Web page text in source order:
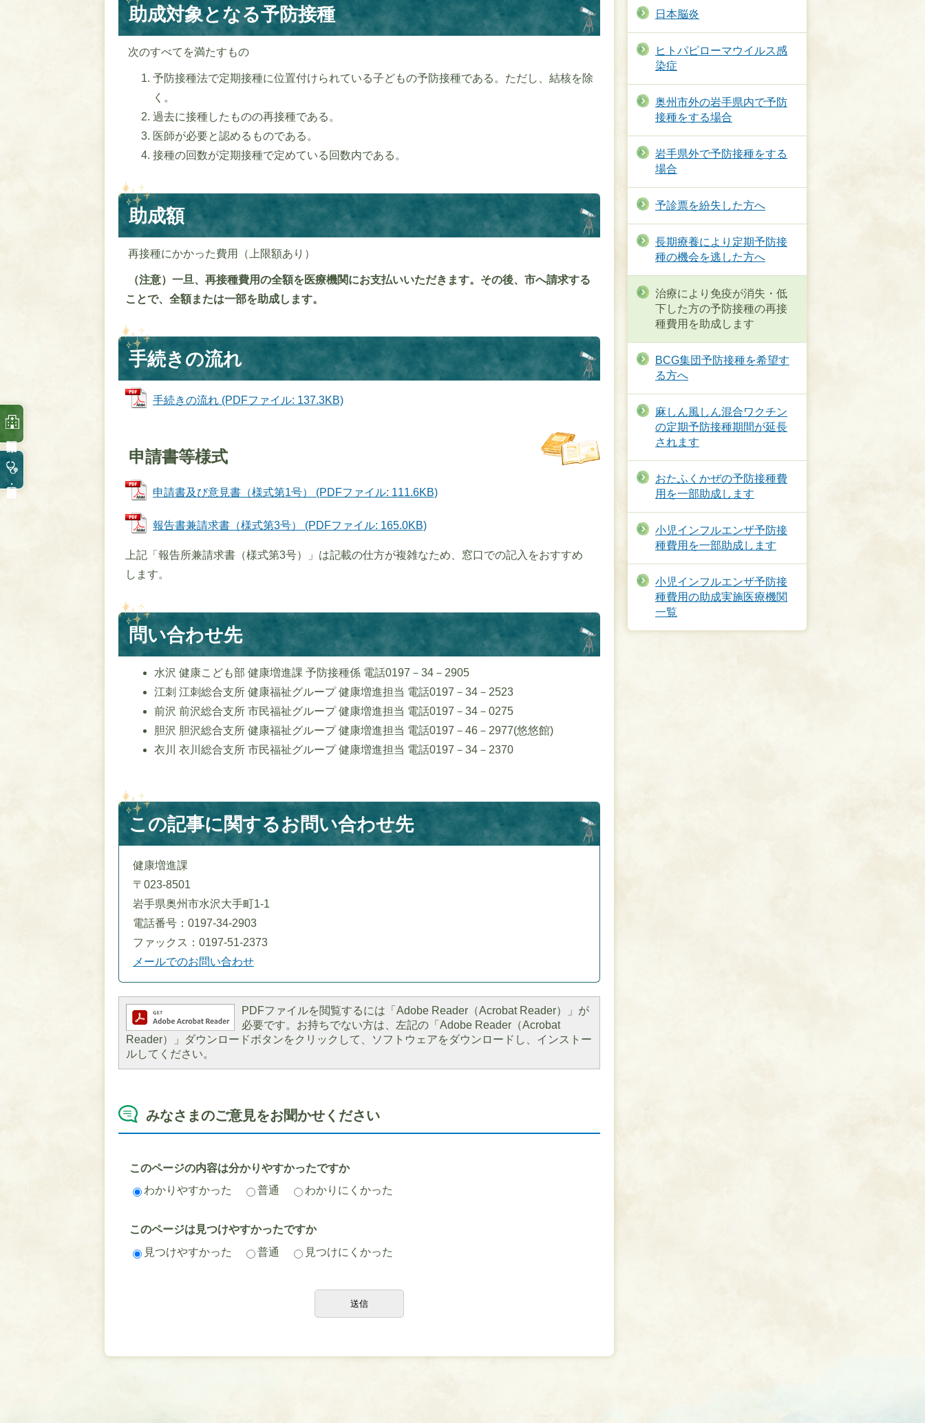
助成対象となる予防接種
次のすべてを満たすもの
予防接種法で定期接種に位置付けられている子どもの予防接種である。ただし、結核を除
く。
過去に接種したものの再接種である。
医師が必要と認めるものである。
接種の回数が定期接種で定めている回数内である。
助成額
再接種にかかった費用（上限額あり）
（注意）一旦、再接種費用の全額を医療機関にお支払いいただきます。その後、市へ請求する
ことで、全額または一部を助成します。
手続きの流れ
手続きの流れ (PDFファイル: 137.3KB)
申請書等様式
申請書及び意見書（様式第1号） (PDFファイル: 111.6KB)
報告書兼請求書（様式第3号） (PDFファイル: 165.0KB)
上記「報告所兼請求書（様式第3号）」は記載の仕方が複雑なため、窓口での記入をおすすめ
します。
問い合わせ先
水沢 健康こども部 健康増進課 予防接種係 電話0197－34－2905
江刺 江刺総合支所 健康福祉グループ 健康増進担当 電話0197－34－2523
前沢 前沢総合支所 市民福祉グループ 健康増進担当 電話0197－34－0275
胆沢 胆沢総合支所 健康福祉グループ 健康増進担当 電話0197－46－2977(悠悠館)
衣川 衣川総合支所 市民福祉グループ 健康増進担当 電話0197－34－2370
この記事に関するお問い合わせ先
健康増進課
〒023-8501
岩手県奥州市水沢大手町1-1
電話番号：0197-34-2903
ファックス：0197-51-2373
メールでのお問い合わせ
PDFファイルを閲覧するには「Adobe Reader（Acrobat Reader）」が
必要です。お持ちでない方は、左記の「Adobe Reader（Acrobat
Reader）」ダウンロードボタンをクリックして、ソフトウェアをダウンロードし、インストー
ルしてください。
みなさまのご意見をお聞かせください
このページの内容は分かりやすかったですか
わかりやすかった
普通 わかりにくかった
このページは見つけやすかったですか
見つけやすかった
普通 見つけにくかった
日本脳炎
ヒトパピローマウイルス感
染症
奥州市外の岩手県内で予防
接種をする場合
岩手県外で予防接種をする
場合
予診票を紛失した方へ
長期療養により定期予防接
種の機会を逃した方へ
治療により免疫が消失・低
下した方の予防接種の再接
種費用を助成します
BCG集団予防接種を希望す
る方へ
麻しん風しん混合ワクチン
の定期予防接種期間が延長
されます
おたふくかぜの予防接種費
用を一部助成します
小児インフルエンザ予防接
種費用を一部助成します
小児インフルエンザ予防接
種費用の助成実施医療機関
一覧